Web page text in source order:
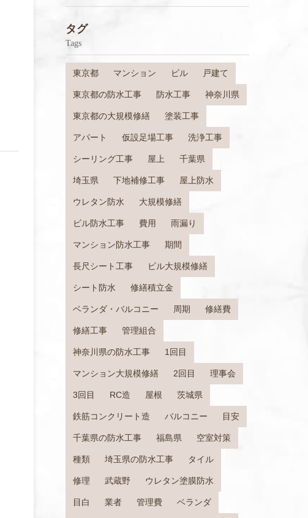
タグ
Tags
東京都 マンション ビル 戸建て
東京都の防水工事 防水工事 神奈川県
東京都の大規模修繕 塗装工事
アパート 仮設足場工事 洗浄工事
シーリング工事 屋上 千葉県
埼玉県 下地補修工事 屋上防水
ウレタン防水 大規模修繕
ビル防水工事 費用 雨漏り
マンション防水工事 期間
長尺シート工事 ビル大規模修繕
シート防水 修繕積立金
ベランダ・バルコニー 周期 修繕費
修繕工事 管理組合
神奈川県の防水工事 1回目
マンション大規模修繕 2回目 理事会
3回目 RC造 屋根 茨城県
鉄筋コンクリート造 バルコニー 目安
千葉県の防水工事 福島県 空室対策
種類 埼玉県の防水工事 タイル
修理 武蔵野 ウレタン塗膜防水
目白 業者 管理費 ベランダ